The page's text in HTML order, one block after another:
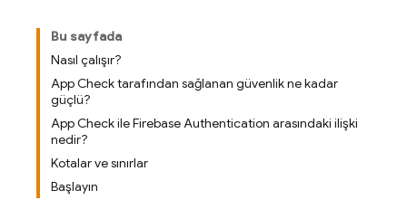
Bu sayfada
Nasıl çalışır?
App Check tarafından sağlanan güvenlik ne kadar
güçlü?
App Check ile Firebase Authentication arasındaki ilişki
nedir?
Kotalar ve sınırlar
Başlayın